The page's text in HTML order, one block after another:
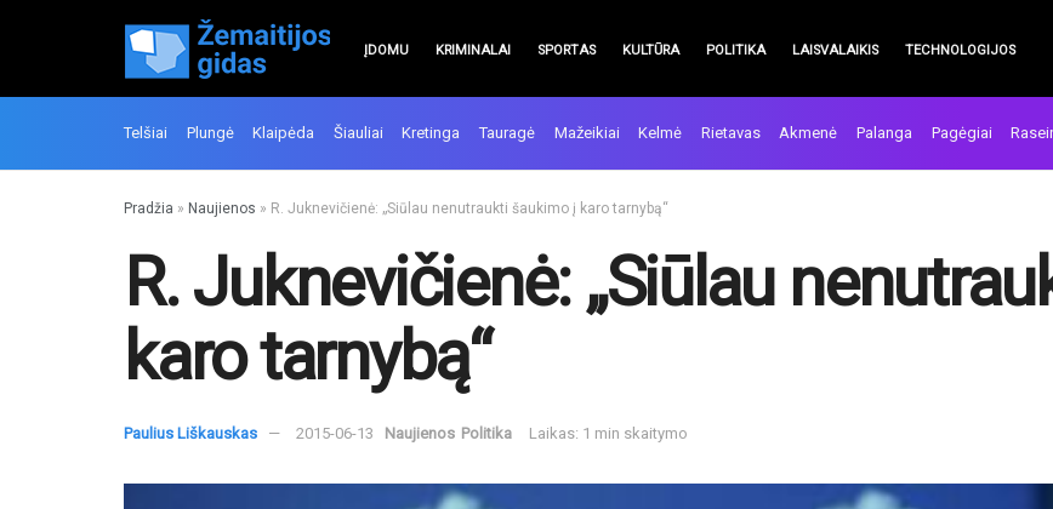
ĮDOMU KRIMINALAI SPORTAS KULTŪRA POLITIKA LAISVALAIKIS TECHNOLOGIJOS
Telšiai Plungė Klaipėda Šiauliai Kretinga Tauragė Mažeikiai Kelmė Rietavas Akmenė Palanga Pagėgiai
Pradžia » Naujienos » R. Juknevičienė: „Siūlau nenutraukti šaukimo į karo tarnybą“
R. Juknevičienė: „Siūlau
karo tarnybą“
Paulius Liškauskas 2015-06-13 Naujienos Politika Laikas: 1 min skaitymo